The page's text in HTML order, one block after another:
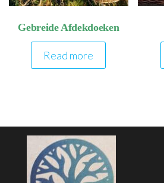
Gebreide Afdekdoeken
Read more